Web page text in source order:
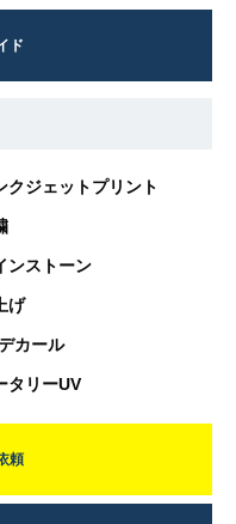
ド
クジェットプリント
ンストーン
げ
カール
タリーUV
頼